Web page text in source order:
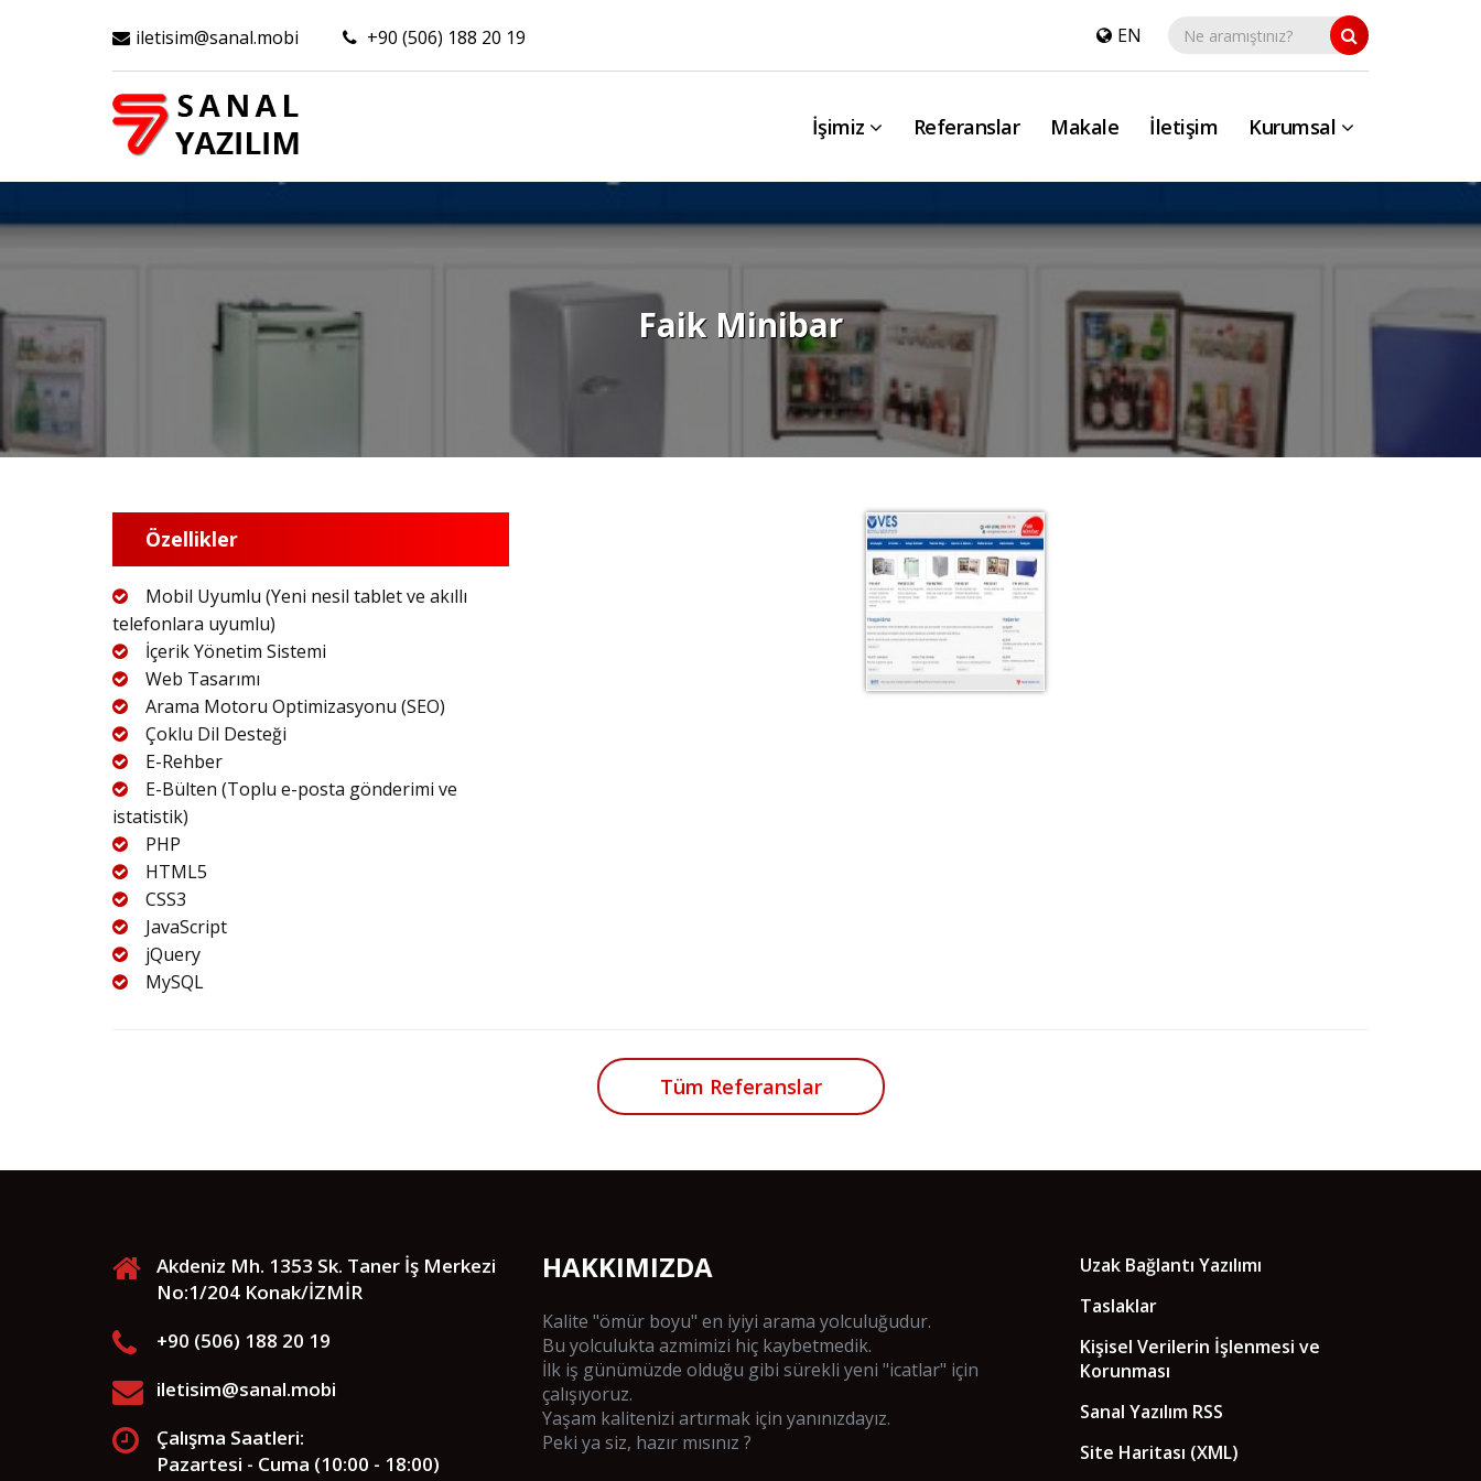
iletisim@sanal.mobi +90 (506) 188 20 19 EN
İşimiz Referanslar Makale İletişim Kurumsal
Faik Minibar
Özellikler
Mobil Uyumlu (Yeni nesil tablet ve akıllı
telefonlara uyumlu)
İçerik Yönetim Sistemi
Web Tasarımı
Arama Motoru Optimizasyonu (SEO)
Çoklu Dil Desteği
E-Rehber
E-Bülten (Toplu e-posta gönderimi ve
istatistik)
PHP
HTML5
CSS3
JavaScript
jQuery
MySQL
Tüm Referanslar
Akdeniz Mh. 1353 Sk. Taner İş Merkezi
No:1/204 Konak/İZMİR
+90 (506) 188 20 19
iletisim@sanal.mobi
Çalışma Saatleri:
Pazartesi - Cuma (10:00 - 18:00)
HAKKIMIZDA
Kalite "ömür boyu" en iyiyi arama yolculuğudur.
Bu yolculukta azmimizi hiç kaybetmedik.
İlk iş günümüzde olduğu gibi sürekli yeni "icatlar" için
çalışıyoruz.
Yaşam kalitenizi artırmak için yanınızdayız.
Peki ya siz, hazır mısınız ?
Uzak Bağlantı Yazılımı
Taslaklar
Kişisel Verilerin İşlenmesi ve
Korunması
Sanal Yazılım RSS
Site Haritası (XML)